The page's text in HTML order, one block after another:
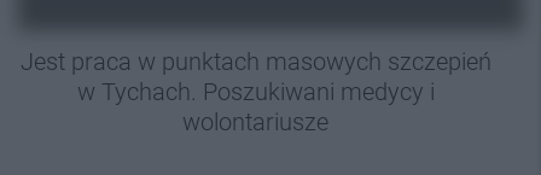
Jest praca w punktach masowych szczepień
w Tychach. Poszukiwani medycy i
wolontariusze